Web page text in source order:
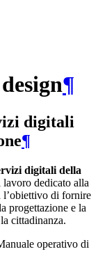
¶
digitali
¶
digitali della
dedicato alla
l’obiettivo di fornire
progettazione e la
cittadinanza.
operativo di